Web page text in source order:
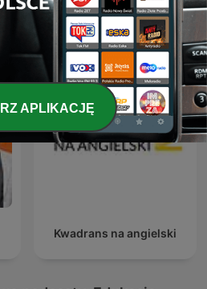
Deutsche Podcasts
Kwadrans na angielski
APLIKACJĘ